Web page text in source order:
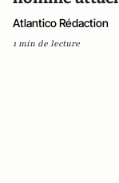
Atlantico Rédaction
1 min de lecture